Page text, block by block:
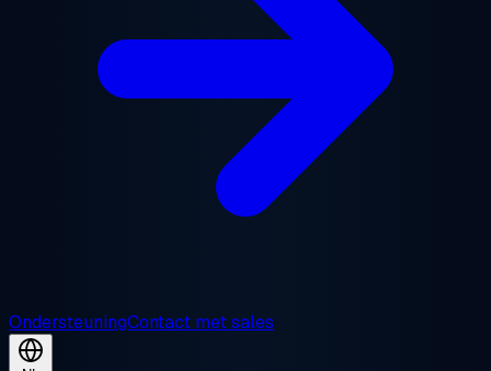
OndersteuningContact met sales